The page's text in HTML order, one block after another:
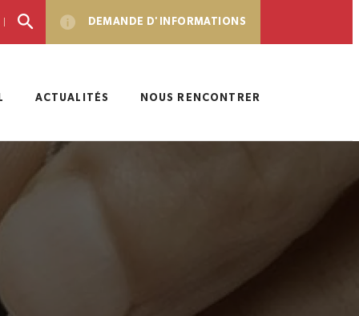
DEMANDE D'INFORMATIONS
ACTUALITÉS NOUS RENCONTRER